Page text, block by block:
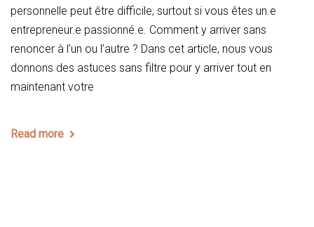
personnelle peut être difficile, surtout si vous êtes un.e
entrepreneur.e passionné.e. Comment y arriver sans
renoncer à l’un ou l’autre ? Dans cet article, nous vous
donnons des astuces sans filtre pour y arriver tout en
maintenant votre
Read more